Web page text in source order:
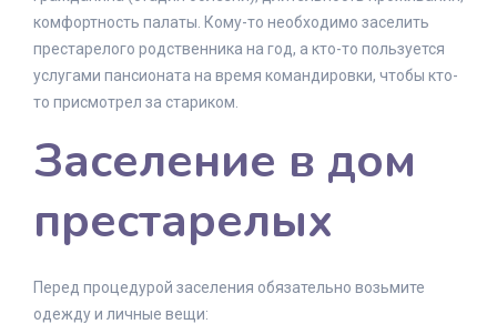
комфортность палаты. Кому-то необходимо заселить
престарелого родственника на год, а кто-то пользуется
услугами пансионата на время командировки, чтобы кто-
то присмотрел за стариком.
Заселение в дом
престарелых
Перед процедурой заселения обязательно возьмите
одежду и личные вещи: